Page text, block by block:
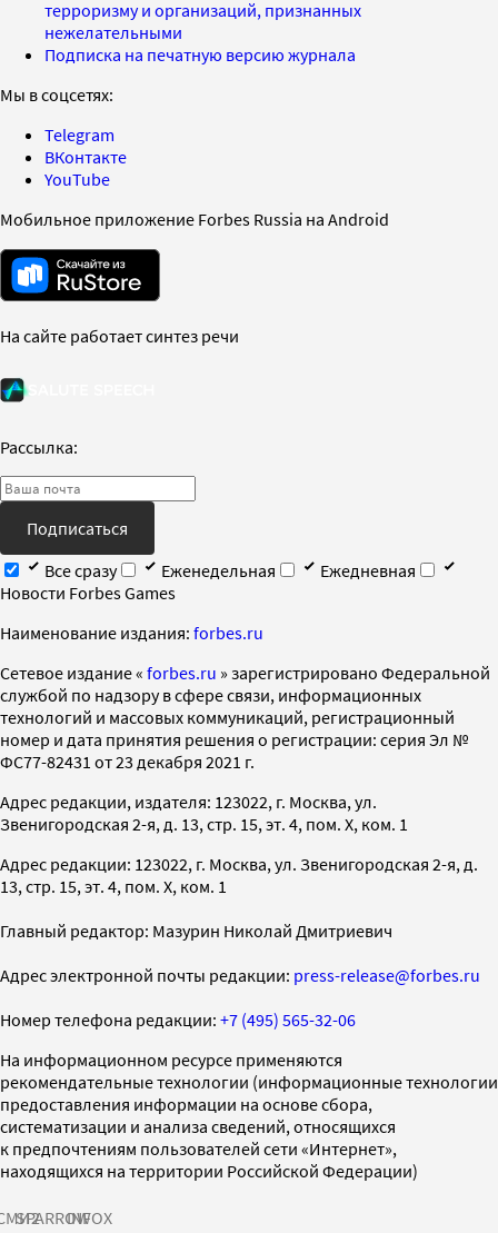
терроризму и организаций, признанных
нежелательными
Подписка на печатную версию журнала
Мы в соцсетях:
Telegram
ВКонтакте
YouTube
Мобильное приложение Forbes Russia на Android
На сайте работает синтез речи
Рассылка:
Подписаться
Все сразу
Еженедельная
Ежедневная
Новости Forbes Games
Наименование издания: forbes.ru
Cетевое издание « forbes.ru » зарегистрировано Федеральной
службой по надзору в сфере связи, информационных
технологий и массовых коммуникаций, регистрационный
номер и дата принятия решения о регистрации: серия Эл №
ФС77-82431 от 23 декабря 2021 г.
Адрес редакции, издателя: 123022, г. Москва, ул.
Звенигородская 2-я, д. 13, стр. 15, эт. 4, пом. X, ком. 1
Адрес редакции: 123022, г. Москва, ул. Звенигородская 2-я, д.
13, стр. 15, эт. 4, пом. X, ком. 1
Главный редактор: Мазурин Николай Дмитриевич
Адрес электронной почты редакции: press-release@forbes.ru
Номер телефона редакции: +7 (495) 565-32-06
На информационном ресурсе применяются
рекомендательные технологии (информационные технологии
предоставления информации на основе сбора,
систематизации и анализа сведений, относящихся
к предпочтениям пользователей сети «Интернет»,
находящихся на территории Российской Федерации)
SPARROWINFOX